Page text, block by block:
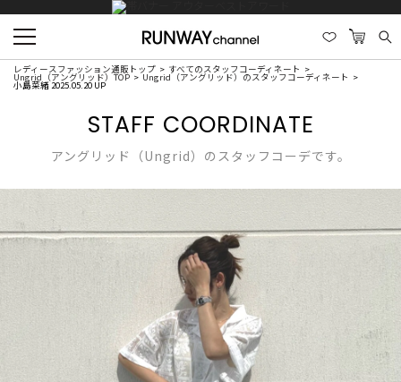
レディースファッション通販トップ すべてのスタッフコーディネート
Ungrid（アングリッド）TOP Ungrid（アングリッド）のスタッフコーディネート
小島菜緒 2025.05.20 UP
STAFF COORDINATE
アングリッド（Ungrid）のスタッフコーデです。